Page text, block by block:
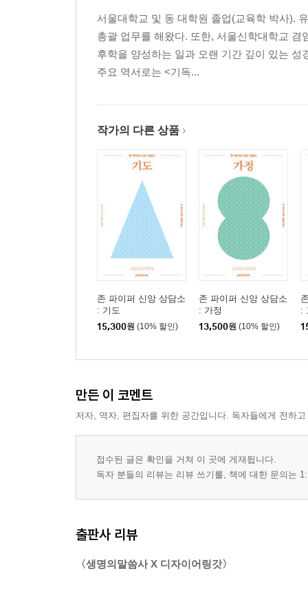
들어가는 글: 행복한 결혼 생활을 위한 우선순위가
PART 1 관계: 깨어진 마음의 질문에 답하다
1 상처가 많은 가정에서 자라도 괜찮을까요?
2 가족을 어떻게 용서해야 할까요?
6 이혼이 고민될 때, 어떻게 해야 할까요?
PART 2 언약: 흔들리는 사랑과 헌신의 질문에 답하
7 배우자가 우상이 될 수도 있을까요?
8 가정에서 의로운 분노, 괜찮을까요?
9 어려운 결혼 생활 속에서도 소망을 가질 수 있을
10 사랑이 식으면 어떻게 해야 하나요?
11 배우자가 깊이 우울해할 때 어떻게 해야 하나요?
12 결혼 후 부모와의 관계는 어디까지가 적절할까
PART 3 부르심: 소명과 삶의 질문에 답하다
14 부부가 같은 소명을 품어야 할까요?
18 한부모로 살아도 괜찮을까요?
21 자녀가 믿지 않아 낙심될 때 어떻게 해야 할까요
22 자녀의 성 정체성, 부모가 어떻게 이끌어야 할까
23 자녀의 훈육은 누가 맡아야 할까요?
25 어린 자녀에게 지옥을 어떻게 설명해야 할까요?
PART 5 세대: 돌봄과 유산의 질문에 답하다
서울대학교 및 동 대학원 졸업(교육학 박사).
총괄 업무를 해왔다. 또한, 서울신학대학교
후학을 양성하는 일과 오랜 기간 깊이 있는
주요 역서로는 <기독...
작가의 다른 상품
존 파이퍼 신앙 상담소
: 기도
15,300원 (10% 할인)
존 파이퍼 신앙 상담소
: 가정
13,500원 (10% 할인)
:
만든 이 코멘트
저자, 역자, 편집자를 위한 공간입니다. 독자들에게 전하
접수된 글은 확인을 거쳐 이 곳에 게재됩니다.
독자 분들의 리뷰는 리뷰 쓰기를, 책에 대한 문의는
출판사 리뷰
〈생명의말씀사 X 디자이어링갓〉